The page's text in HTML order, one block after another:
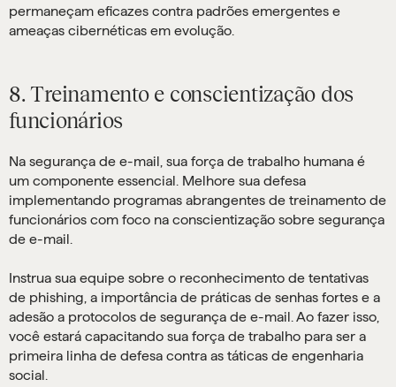
permaneçam eficazes contra padrões emergentes e
ameaças cibernéticas em evolução.
8. Treinamento e conscientização dos
funcionários
Na segurança de e-mail, sua força de trabalho humana é
um componente essencial. Melhore sua defesa
implementando programas abrangentes de treinamento de
funcionários com foco na conscientização sobre segurança
de e-mail.
Instrua sua equipe sobre o reconhecimento de tentativas
de phishing, a importância de práticas de senhas fortes e a
adesão a protocolos de segurança de e-mail. Ao fazer isso,
você estará capacitando sua força de trabalho para ser a
primeira linha de defesa contra as táticas de engenharia
social.